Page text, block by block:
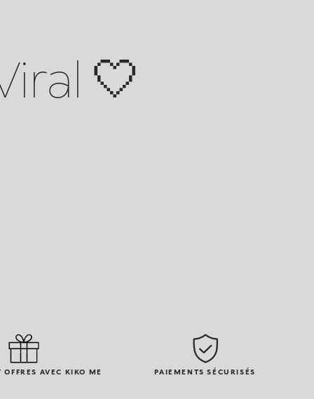
🤍
OFFRES AVEC KIKO ME PAIEMENTS SÉCURISÉS